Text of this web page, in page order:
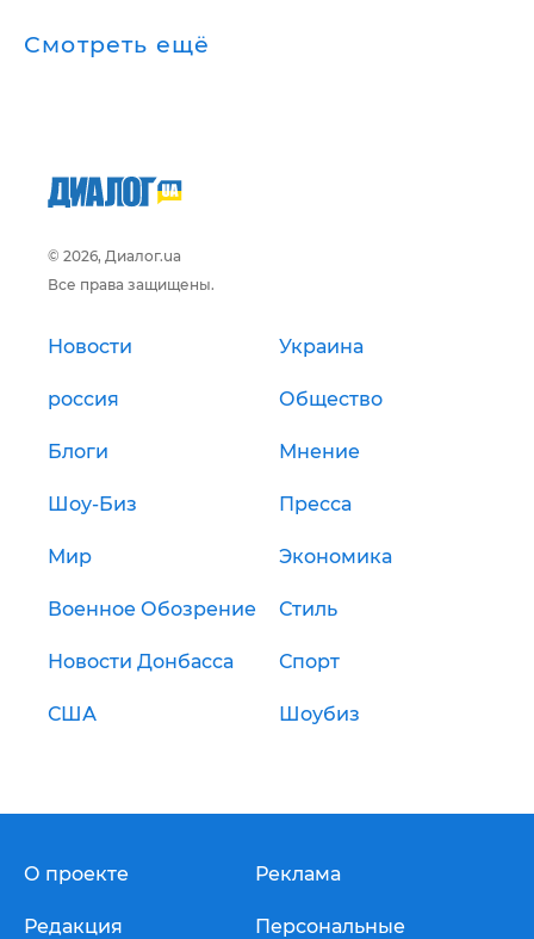
Смотреть ещё
© 2026, Диалог.ua
Все права защищены.
Новости Украина
россия Общество
Блоги Мнение
Шоу-Биз Пресса
Мир Экономика
Военное Обозрение Стиль
Новости Донбасса Спорт
США Шоубиз
О проекте
Редакция
Реклама
Персональные